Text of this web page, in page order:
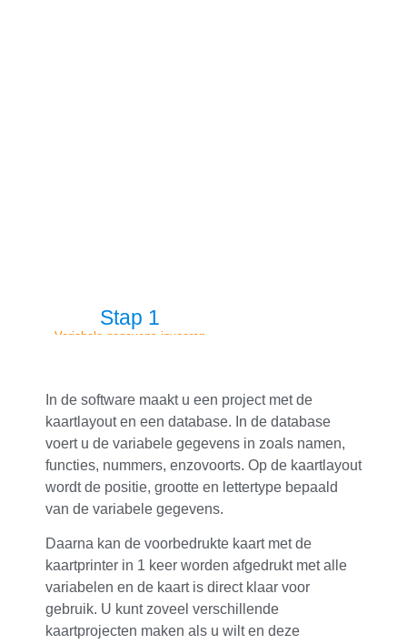
In de software maakt u een project met de
kaartlayout en een database. In de database
voert u de variabele gegevens in zoals namen,
functies, nummers, enzovoorts. Op de kaartlayout
wordt de positie, grootte en lettertype bepaald
van de variabele gegevens.
Daarna kan de voorbedrukte kaart met de
kaartprinter in 1 keer worden afgedrukt met alle
variabelen en de kaart is direct klaar voor
gebruik. U kunt zoveel verschillende
kaartprojecten maken als u wilt en deze
Stap 1
Variabele gegevens invoeren